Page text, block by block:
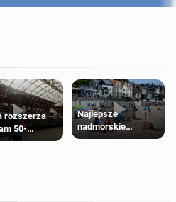
rozszerza
50-
Najlepsze
nadmorskie
miasteczko blisko